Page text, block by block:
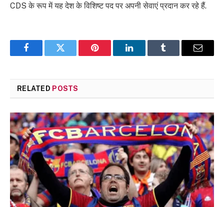
CDS के रूप में यह देश के विशिष्ट पद पर अपनी सेवाएं प्रदान कर रहे हैं.
FacebookTwitter Pinterest LinkedInTumblr Email
RELATED POSTS